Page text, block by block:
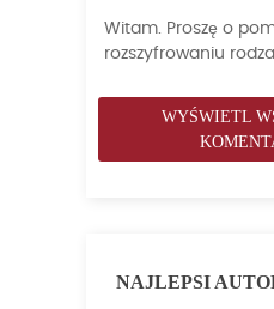
Witam. Proszę o
rozszyfrowaniu
WYŚWIETL
NAJLEPSI